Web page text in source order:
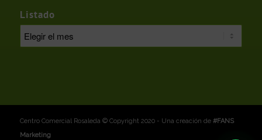
Listado
Centro Comercial Rosaleda © Copyright 2020 - Una creación de #FANS
Marketing